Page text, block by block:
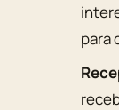
para